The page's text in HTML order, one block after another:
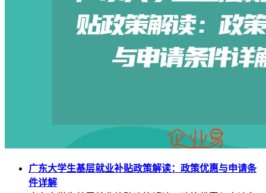
广东大学生基层就业补贴政策解读：政策优惠与申请条
件详解